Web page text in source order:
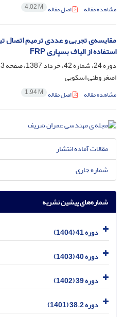
مشاهده مقاله اصل مقاله 4.02 M
مقایسه‌ی تجربی و عددی ترمیم اتصال
استفاده از الیاف بسپاری F‌R‌P
دوره 24، شماره 42، خرداد 1387، صفحه
3-12
اصغر وطنی اسکویی
مشاهده مقاله اصل مقاله 1.94 M
مقالات آماده انتشار
شماره جاری
شماره‌های پیشین نشریه
دوره 41 (1404)
دوره 40 (1403)
دوره 39 (1402)
دوره 38.2 (1401)